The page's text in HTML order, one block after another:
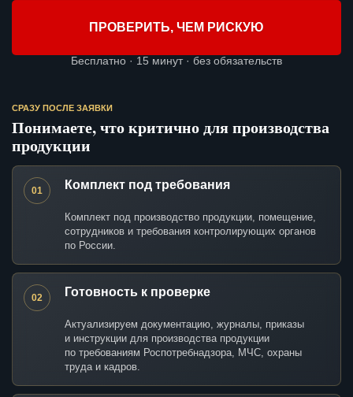
ПРОВЕРИТЬ, ЧЕМ РИСКУЮ
Бесплатно · 15 минут · без обязательств
СРАЗУ ПОСЛЕ ЗАЯВКИ
Понимаете, что критично для производства
продукции
01 Комплект под требования
Комплект под производство продукции, помещение,
сотрудников и требования контролирующих органов
по России.
02 Готовность к проверке
Актуализируем документацию, журналы, приказы
и инструкции для производства продукции
по требованиям Роспотребнадзора, МЧС, охраны
труда и кадров.